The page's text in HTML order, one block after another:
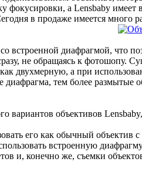
фокусировки, а Lensbaby
в продаже имеется много
встроенной диафрагмой, что
не обращаясь к фотошопу.
двухмерную, а при
диафрагма, тем более размытые
вариантов объективов Lensbaby,
его как обычный
встроенную
и, конечно же, съемки